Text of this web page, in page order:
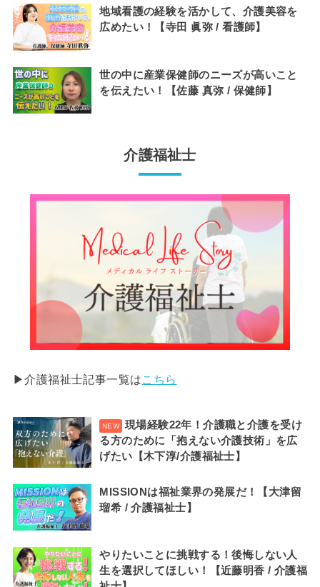
地域看護の経験を活かして、介護美容を
広めたい！【寺田 眞弥 / 看護師】
世の中に産業保健師のニーズが高いこと
を伝えたい！【佐藤 真弥 / 保健師】
介護福祉士
▶︎介護福祉士記事一覧はこちら
現場経験22年！介護職と介護を受け
る方のために「抱えない介護技術」を広
げたい【木下淳/介護福祉士】
MISSIONは福祉業界の発展だ！【大津留
瑠希 / 介護福祉士】
やりたいことに挑戦する！後悔しない人
生を選択してほしい！【近藤明香 / 介護福